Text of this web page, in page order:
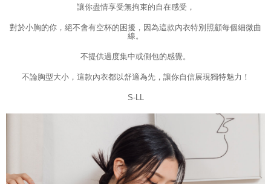
pembayaran dalam tempoh tersebut, yuran pembayaran lewat sebanyak
mendapatkan kebenaran daripada ibu bapa atau penjaga yang sah
mempunyai sebarang kebimbangan mengenai pemprosesan dan
peribadi yang disenaraikan seperti di atas akan dikumpul dan digunakan
讓你盡情享受無拘束的自在感受，
對於小胸的你，絕不會有空杯的困擾，因為這款內衣特別照顧每個細微曲
線。
不提供過度集中或側包的感覺。
不論胸型大小，這款內衣都以舒適為先，讓你自信展現獨特魅力！
S-LL